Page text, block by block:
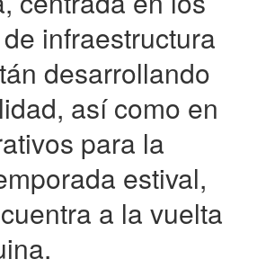
infraestructura
desarrollando
así como en
para la
estival,
a la vuelta